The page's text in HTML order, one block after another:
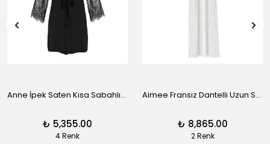
Anne İpek Saten Kısa Sabahlık - Siyah
₺ 5,355.00
4 Renk
Aimee Fransız Dantelli Uzun Sabahlık - Siyah
₺ 8,865.00
2 Renk